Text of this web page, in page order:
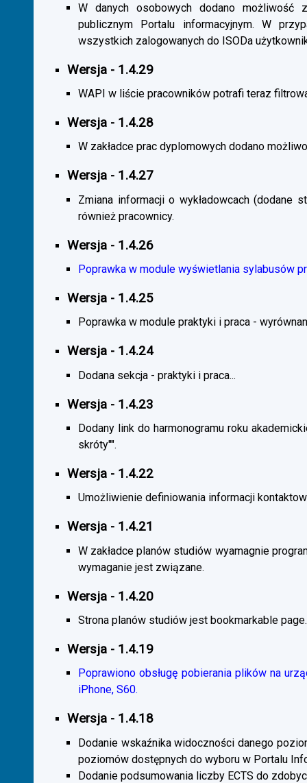
W danych osobowych dodano możliwość
publicznym Portalu informacyjnym. W
wszystkich zalogowanych do ISODa
Wersja - 1.4.29
WAPI w liście pracowników potrafi teraz
Wersja - 1.4.28
W zakładce prac dyplomowych dodano
Wersja - 1.4.27
Zmiana informacji o wykładowcach (dodane
również pracownicy.
Wersja - 1.4.26
Poprawka w module wyświetlania sylabusów
Wersja - 1.4.25
Poprawka w module praktyki i praca -
Wersja - 1.4.24
Dodana sekcja - praktyki i praca...
Wersja - 1.4.23
Dodany link do harmonogramu roku
skróty"".
Wersja - 1.4.22
Umożliwienie definiowania informacji
Wersja - 1.4.21
W zakładce planów studiów wyamagnie
wymaganie jest związane.
Wersja - 1.4.20
Strona planów studiów jest bookmarkable page.
Wersja - 1.4.19
Poprawiono obsługę pobierania plików na
iPhone, S60.
Wersja - 1.4.18
Dodanie wskaźnika widoczności danego
poziomów dostępnych do wyboru w Portalu
Dodanie podsumowania liczby ECTS do